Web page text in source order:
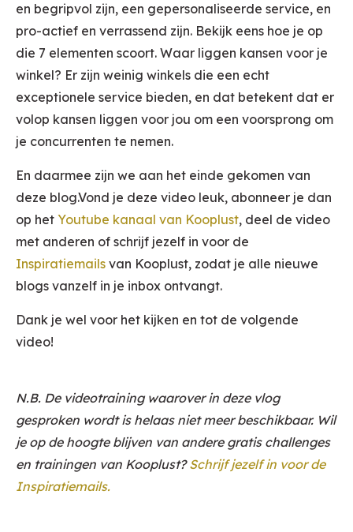
en begripvol zijn, een gepersonaliseerde service, en
pro-actief en verrassend zijn. Bekijk eens hoe je op
die 7 elementen scoort. Waar liggen kansen voor je
winkel? Er zijn weinig winkels die een echt
exceptionele service bieden, en dat betekent dat er
volop kansen liggen voor jou om een voorsprong om
je concurrenten te nemen.
En daarmee zijn we aan het einde gekomen van
deze blog.Vond je deze video leuk, abonneer je dan
op het Youtube kanaal van Kooplust, deel de video
met anderen of schrijf jezelf in voor de
Inspiratiemails van Kooplust, zodat je alle nieuwe
blogs vanzelf in je inbox ontvangt.
Dank je wel voor het kijken en tot de volgende
video!
N.B. De videotraining waarover in deze vlog
gesproken wordt is helaas niet meer beschikbaar. Wil
je op de hoogte blijven van andere gratis challenges
en trainingen van Kooplust?Schrijf jezelf in voor de
Inspiratiemails.